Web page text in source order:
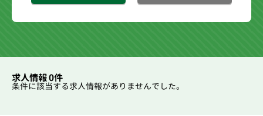
求人情報 0件
条件に該当する求人情報がありませんでした。